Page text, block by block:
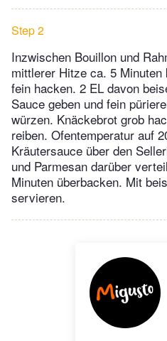
Step 2
Inzwischen Bouillon und
mittlerer Hitze ca. 5
fein hacken. 2 EL davon
Sauce geben und fein
würzen. Knäckebrot grob
reiben. Ofentemperatur auf
Kräutersauce über den
und Parmesan darüber
Minuten überbacken. Mit
servieren.